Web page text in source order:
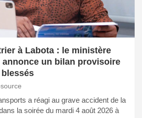
à Labota : le ministère
annonce un bilan provisoire
a réagi au grave accident de la
la soirée du mardi 4 août 2026 à